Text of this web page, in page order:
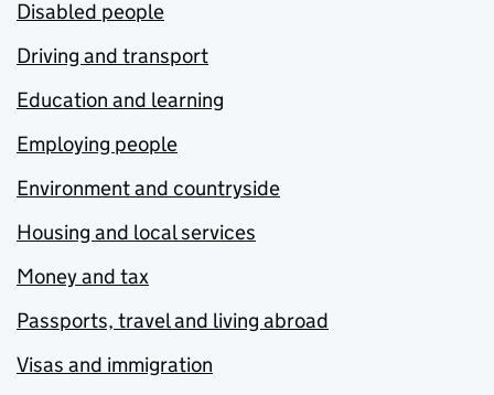
Disabled people
Driving and transport
Education and learning
Employing people
Environment and countryside
Housing and local services
Money and tax
Passports, travel and living abroad
Visas and immigration